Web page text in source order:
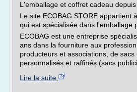
L'emballage et coffret cadeau
Le site ECOBAG STORE appartient
qui est spécialisée dans l'emballage
ECOBAG est une entreprise
ans dans la fourniture aux
producteurs et associations, de sacs
personnalisés et raffinés (sacs
Lire la suite